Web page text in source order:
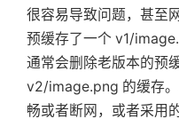
很容易导致问题，甚至
预缓存了一个 v1/
通常会删除老版本的预
v2/image.png 的缓存
畅或者断网，或者采用